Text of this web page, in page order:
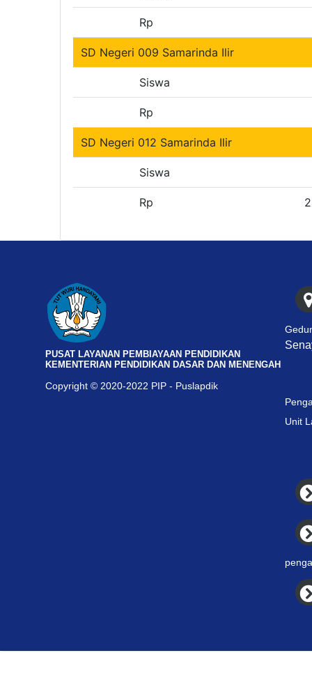
Rp
SD Negeri 009 Samarinda Ilir
Siswa
Rp
SD Negeri 012 Samarinda Ilir
Siswa
Rp
PUSAT LAYANAN PEMBIAYAAN PENDIDIKAN
KEMENTERIAN PENDIDIKAN DASAR DAN MENENGAH
Copyright © 2020-2022 PIP - Puslapdik
Unit